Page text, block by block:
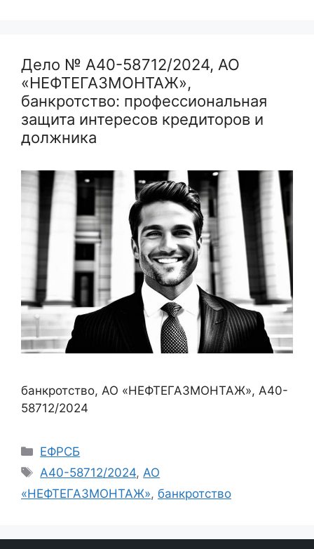
Дело № А40-58712/2024, АО
«НЕФТЕГАЗМОНТАЖ»,
банкротство: профессиональная
защита интересов кредиторов и
должника
банкротство, АО «НЕФТЕГАЗМОНТАЖ», А40-
58712/2024
Рубрики
ЕФРСБ
Метки
А40-58712/2024, АО
«НЕФТЕГАЗМОНТАЖ», банкротство